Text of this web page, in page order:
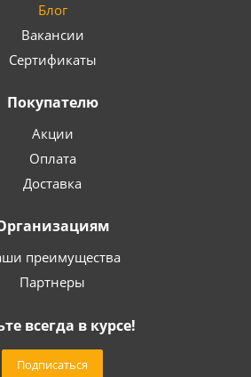
Блог
Вакансии
Сертификаты
Покупателю
Акции
Оплата
Доставка
преимущества
Партнеры
всегда в курсе!
Подписаться